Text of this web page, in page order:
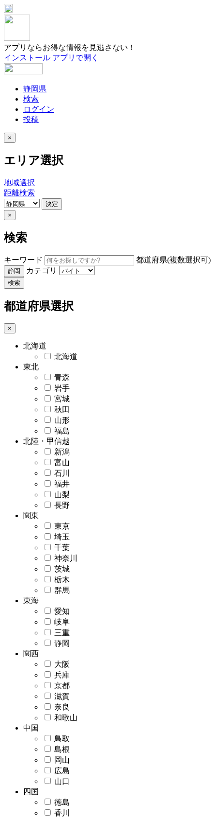
アプリならお得な情報を見逃さない！
インストール アプリで開く
静岡県
検索
ログイン
投稿
×
エリア選択
地域選択
距離検索
決定
×
検索
キーワード 都道府県(複数選択可)
静岡 カテゴリ
検索
都道府県選択
×
北海道
北海道
東北
青森
岩手
宮城
秋田
山形
福島
北陸・甲信越
新潟
富山
石川
福井
山梨
長野
関東
東京
埼玉
千葉
神奈川
茨城
栃木
群馬
東海
愛知
岐阜
三重
静岡
関西
大阪
兵庫
京都
滋賀
奈良
和歌山
中国
鳥取
島根
岡山
広島
山口
四国
徳島
香川